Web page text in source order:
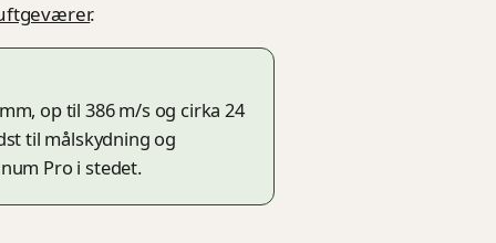
.
op til 386 m/s og cirka 24
til målskydning og
Pro i stedet.